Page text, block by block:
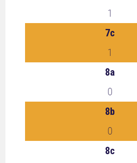
1
7c
1
8a
0
8b
0
8c